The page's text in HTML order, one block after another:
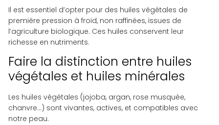
Il est essentiel d’opter pour des huiles végétales de
première pression à froid, non raffinées, issues de
l’agriculture biologique. Ces huiles conservent leur
richesse en nutriments.
Faire la distinction entre huiles
végétales et huiles minérales
Les huiles végétales (jojoba, argan, rose musquée,
chanvre…) sont vivantes, actives, et compatibles avec
notre peau.